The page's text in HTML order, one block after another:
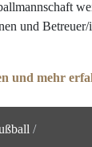
und
und mehr